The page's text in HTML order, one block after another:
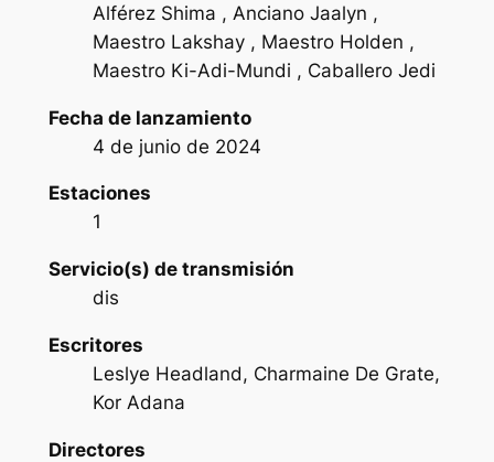
Alférez Shima , Anciano Jaalyn ,
Maestro Lakshay , Maestro Holden ,
Maestro Ki-Adi-Mundi , Caballero Jedi
Fecha de lanzamiento
4 de junio de 2024
Estaciones
1
Servicio(s) de transmisión
dis
Escritores
Leslye Headland, Charmaine De Grate,
Kor Adana
Directores